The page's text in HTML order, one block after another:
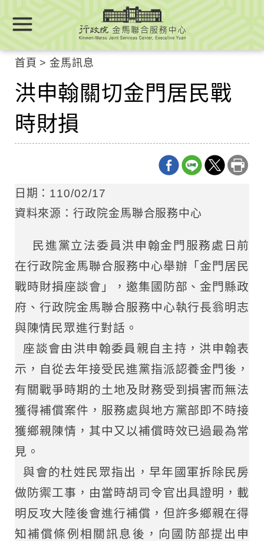
要
首頁 金馬訊息
洪申翰關切金門居民戰
時財損
日期：110/02/17
資料來源：行政院金馬聯合服務中心
民進黨立法委員洪申翰金門服務處日前
在行政院金馬聯合服務中心舉辦「金門居民
戰時財損座談會」，邀集國防部、金門縣政
府、行政院金馬聯合服務中心執行長翁明志
與陳情民眾進行對話。
座談會由洪申翰委員親自主持，洪申翰表
示，自從去年接受民進黨指派認養金門後，
有關戰爭時期的土地及財務受到損害而無法
獲得補償案件，服務處與地方黨部即不時接
獲鄉親陳情，其中又以補償時效已過最為常
見。
與會的杜姓民眾指出，早年國軍拆除民房
做防禦工事，由當時胡司令官出具證明，載
明反攻大陸後會進行補償，但許多鄉親在得
知補償條例相關訊息後，向國防部提出申